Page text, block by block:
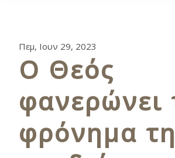
Πεμ, Ιουν 29, 2023
Ο Θεός
φανερώνει
φρόνημα